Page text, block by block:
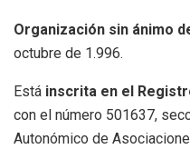
Organización sin ánimo
octubre de 1.996.
Está inscrita en el
con el número 501637,
Autonómico de